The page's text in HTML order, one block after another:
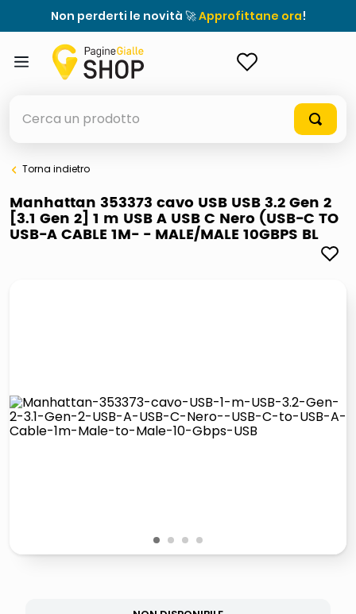
Non perderti le novità 🚀Approfittane ora!
elenchi telefonici
orologio parete
pattumiera raccolta differenziata
Torna indietro
Manhattan 353373 cavo USB USB 3.2 Gen 2
[3.1 Gen 2] 1 m USB A USB C Nero (USB-C TO
USB-A CABLE 1M- - MALE/MALE 10GBPS BL
1 2 3 4